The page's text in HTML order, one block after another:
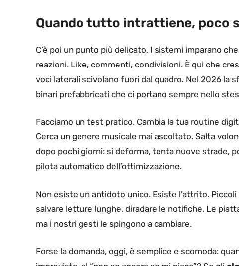
Quando tutto intrattiene, poco
C’è poi un punto più delicato. I sistemi imparano
reazioni. Like, commenti, condivisioni. È qui che
voci laterali scivolano fuori dal quadro. Nel 2026 la
binari prefabbricati che ci portano sempre nello
Facciamo un test pratico. Cambia la tua routine
Cerca un genere musicale mai ascoltato. Salta
dopo pochi giorni: si deforma, tenta nuove strade,
pilota automatico dell’ottimizzazione.
Non esiste un antidoto unico. Esiste l’attrito.
salvare letture lunghe, diradare le notifiche. Le
ma i nostri gesti le spingono a cambiare.
Forse la domanda, oggi, è semplice e scomoda: